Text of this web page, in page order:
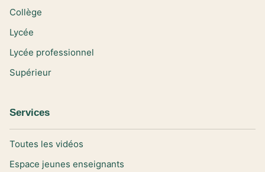
Collège
Lycée
Lycée professionnel
Supérieur
Services
Toutes les vidéos
Espace jeunes enseignants